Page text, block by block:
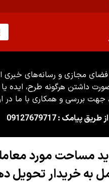
فضای مجازی و رسانه‌های خبری
داشتن هرگونه طرح، ایده یا
جهت بررسی و همکاری با ما در
پیامک : 09127679717
مساحت مورد
به خریدار تحویل